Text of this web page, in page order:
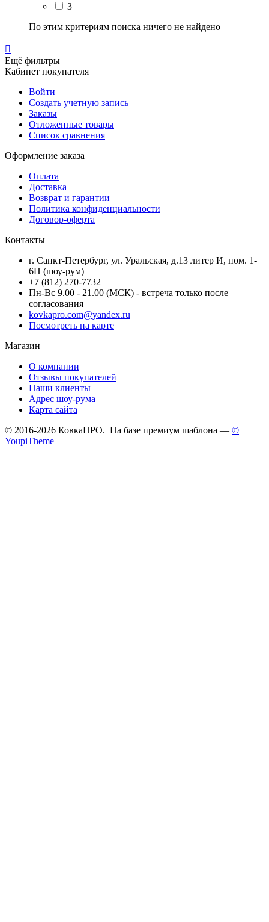
3
По этим критериям поиска ничего не найдено

Ещё фильтры
Кабинет покупателя
Войти
Создать учетную запись
Заказы
Отложенные товары
Список сравнения
Оформление заказа
Оплата
Доставка
Возврат и гарантии
Политика конфиденциальности
Договор-оферта
Контакты
г. Санкт-Петербург, ул. Уральская, д.13 литер И, пом. 1-
6Н (шоу-рум)
+7 (812) 270-7732
Пн-Вс 9.00 - 21.00 (МСК) - встреча только после
согласования
kovkapro.com@yandex.ru
Посмотреть на карте
Магазин
О компании
Отзывы покупателей
Наши клиенты
Адрес шоу-рума
Карта сайта
© 2016-2026 КовкаПРО. На базе премиум шаблона — ©
YoupiTheme